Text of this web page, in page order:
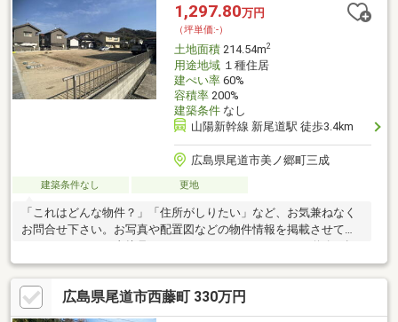
1,297.80万円
（坪単価:-）
土地面積214.54m2
用途地域１種住居
建ぺい率60%
容積率200%
建築条件なし
山陽新幹線 新尾道駅 徒歩3.4km
広島県尾道市美ノ郷町三成
建築条件なし 更地
「これはどんな物件？」「住所がしりたい」など、お気兼ねなく
お問合せ下さい。お写真や配置図などの物件情報を掲載させて頂
いておりますが、直接見て頂くことをおススメします。道路の幅
や土地の形状、スーパーまでの距離などなど、特に中古物件は・
収納位置や陽当たりなど、現地を見てみないとわからないことが
たくさん！ スマートフォンで物件を撮影いただくことも可能です
【なんでもご相談ください】・家を買うにはどのくらい期間と費
広島県尾道市西藤町 330万円